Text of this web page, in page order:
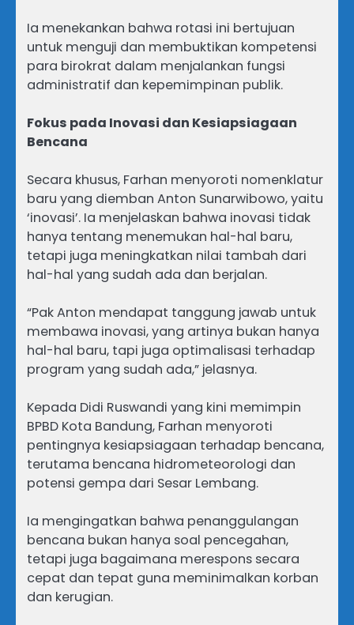
Ia menekankan bahwa rotasi ini bertujuan
untuk menguji dan membuktikan kompetensi
para birokrat dalam menjalankan fungsi
administratif dan kepemimpinan publik.
Fokus pada Inovasi dan Kesiapsiagaan
Bencana
Secara khusus, Farhan menyoroti nomenklatur
baru yang diemban Anton Sunarwibowo, yaitu
‘inovasi’. Ia menjelaskan bahwa inovasi tidak
hanya tentang menemukan hal-hal baru,
tetapi juga meningkatkan nilai tambah dari
hal-hal yang sudah ada dan berjalan.
“Pak Anton mendapat tanggung jawab untuk
membawa inovasi, yang artinya bukan hanya
hal-hal baru, tapi juga optimalisasi terhadap
program yang sudah ada,” jelasnya.
Kepada Didi Ruswandi yang kini memimpin
BPBD Kota Bandung, Farhan menyoroti
pentingnya kesiapsiagaan terhadap bencana,
terutama bencana hidrometeorologi dan
potensi gempa dari Sesar Lembang.
Ia mengingatkan bahwa penanggulangan
bencana bukan hanya soal pencegahan,
tetapi juga bagaimana merespons secara
cepat dan tepat guna meminimalkan korban
dan kerugian.